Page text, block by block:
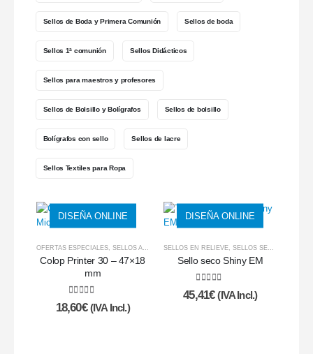
Sellos de Boda y Primera Comunión Sellos de boda
Sellos 1ª comunión Sellos Didácticos
Sellos para maestros y profesores
Sellos de Bolsillo y Bolígrafos Sellos de bolsillo
Bolígrafos con sello Sellos de lacre
Sellos Textiles para Ropa
DISEÑA ONLINE
OFERTAS ESPECIALES, SELLOS AUTOMÁTICOS , SELLOS AUTOMÁTICOS Y
Colop Printer 30 – 47×18
mm
4.74de 5
18,60€ (IVA Incl.)
DISEÑA ONLINE
SELLOS EN RELIEVE, SELLOS SECOS
Sello seco Shiny EM
4.82de 5
45,41€ (IVA Incl.)